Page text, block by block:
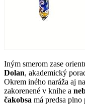
Iným smerom zase
Dolan, akademický
Okrem iného naráža aj na
zakorenené v knihe a
čakobsa má predsa